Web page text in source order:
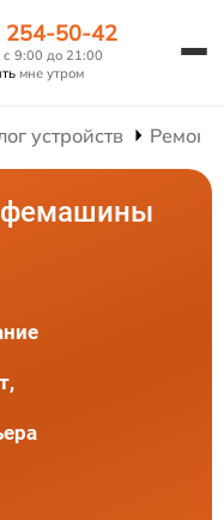
254-50-42
9:00 до 21:00
мне утром
устройств